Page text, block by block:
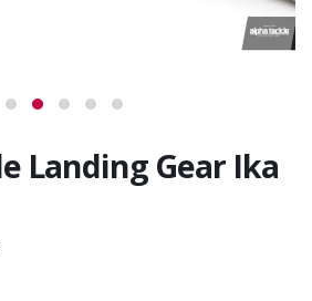
Landing Gear Ika